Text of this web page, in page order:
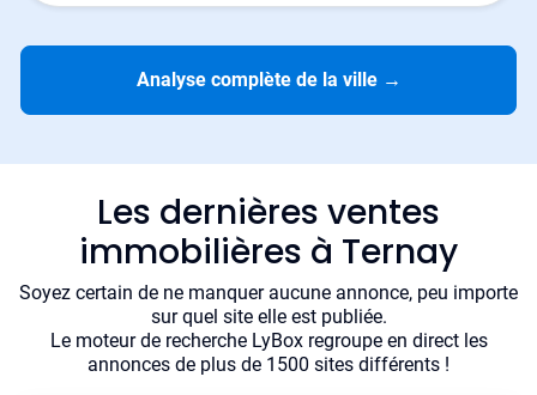
Analyse complète de la ville →
Les dernières ventes
immobilières à Ternay
Soyez certain de ne manquer aucune annonce, peu importe
sur quel site elle est publiée.
Le moteur de recherche LyBox regroupe en direct les
annonces de plus de 1500 sites différents !